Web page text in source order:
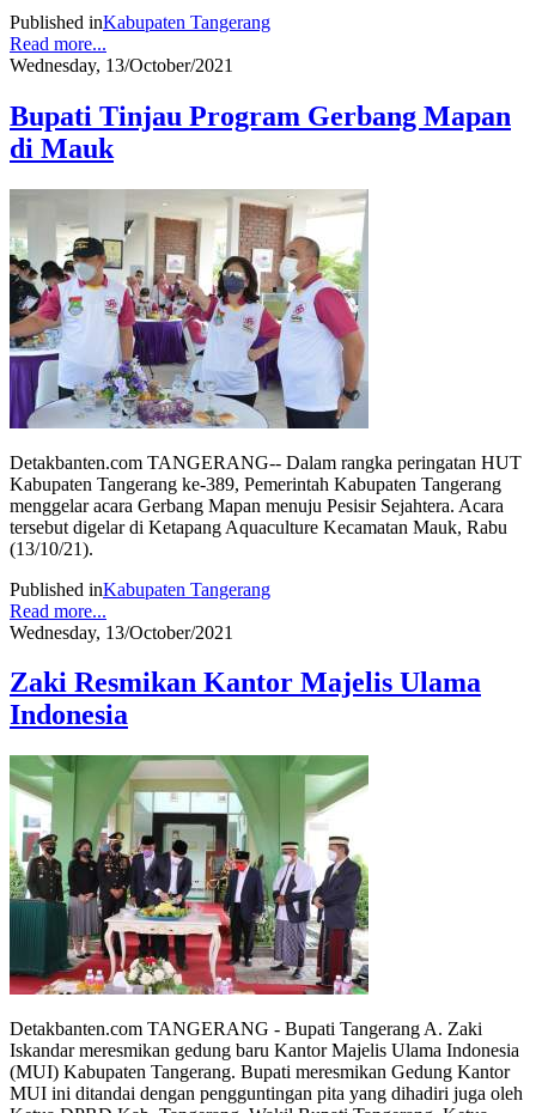
Published inKabupaten Tangerang
Read more...
Wednesday, 13/October/2021
Bupati Tinjau Program Gerbang Mapan
di Mauk
Detakbanten.com TANGERANG-- Dalam rangka peringatan HUT
Kabupaten Tangerang ke-389, Pemerintah Kabupaten Tangerang
menggelar acara Gerbang Mapan menuju Pesisir Sejahtera. Acara
tersebut digelar di Ketapang Aquaculture Kecamatan Mauk, Rabu
(13/10/21).
Published inKabupaten Tangerang
Read more...
Wednesday, 13/October/2021
Zaki Resmikan Kantor Majelis Ulama
Indonesia
Detakbanten.com TANGERANG - Bupati Tangerang A. Zaki
Iskandar meresmikan gedung baru Kantor Majelis Ulama Indonesia
(MUI) Kabupaten Tangerang. Bupati meresmikan Gedung Kantor
MUI ini ditandai dengan pengguntingan pita yang dihadiri juga oleh